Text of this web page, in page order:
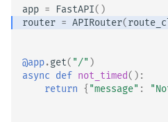
app = FastAPI()
router = APIRouter(
@app.get( "/" )
async def not_timed():
return { "message" :